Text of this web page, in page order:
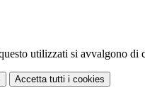
utilizzati si avvalgono
Accetta tutti i cookies